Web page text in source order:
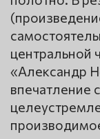
центральной
«Александр
впечатление